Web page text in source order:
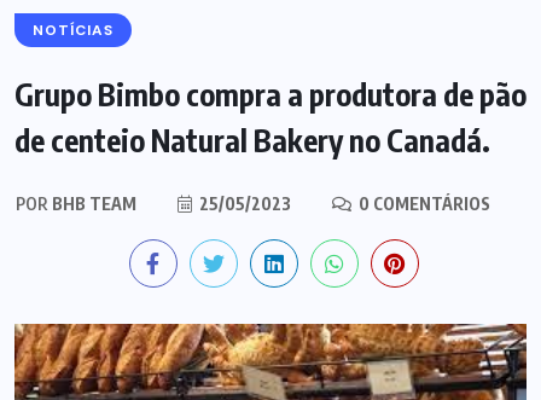
NOTÍCIAS
Grupo Bimbo compra a produtora de pão
de centeio Natural Bakery no Canadá.
POR BHB TEAM 25/05/2023 0 COMENTÁRIOS